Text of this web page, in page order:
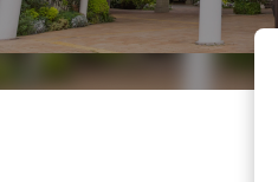
搜尋永旺夢樂城